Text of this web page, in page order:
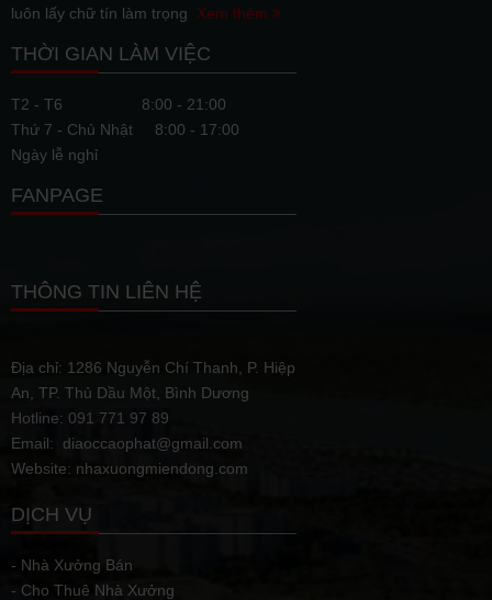
luôn lấy chữ tín làm trọng Xem thêm
THỜI GIAN LÀM VIỆC
T2 - T6
8:00 - 21:00
Thứ 7 - Chủ Nhật
8:00 - 17:00
Ngày lễ nghỉ
FANPAGE
THÔNG TIN LIÊN HỆ
Địa chỉ: 1286 Nguyễn Chí Thanh, P. Hiệp
An, TP. Thủ Dầu Một, Bình Dương
Hotline: 091 771 97 89
Email: diaoccaophat@gmail.com
Website: nhaxuongmiendong.com
DỊCH VỤ
- Nhà Xưởng Bán
- Cho Thuê Nhà Xưởng